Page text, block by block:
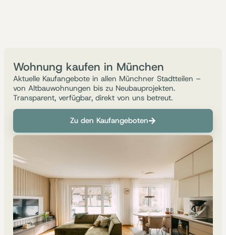
Wohnung kaufen in München
Aktuelle Kaufangebote in allen Münchner Stadtteilen –
von Altbauwohnungen bis zu Neubauprojekten.
Transparent, verfügbar, direkt von uns betreut.
Zu den Kaufangeboten